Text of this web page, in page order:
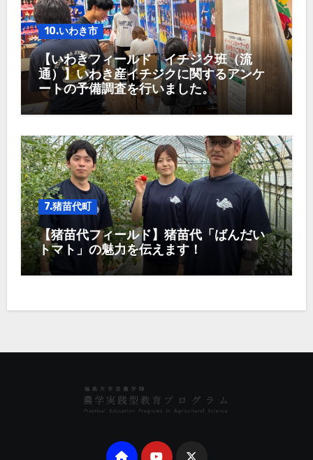
10.いわき市
【いわきフィールド イチジク班（流
通）】いわき産イチジクに関するアンケ
ートの予備調査を行いました。
7.猪苗代町
【猪苗代フィールド】猪苗代「ばんだい
トマト」の魅力を伝えます！